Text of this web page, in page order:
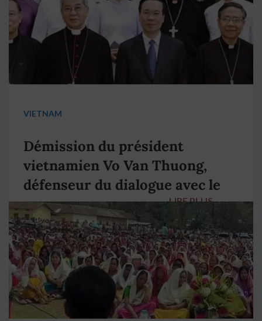
VIETNAM
Démission du président
vietnamien Vo Van Thuong,
défenseur du dialogue avec le
pape François
LIRE PLUS →